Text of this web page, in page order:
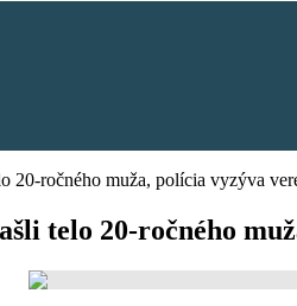
20-ročného muža, polícia vyzýva
telo 20-ročného